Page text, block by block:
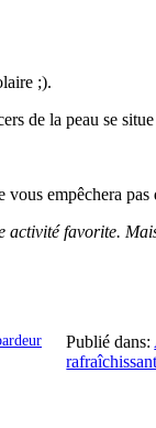
;).
de la peau se
empêchera
favorite.
Publié dans: